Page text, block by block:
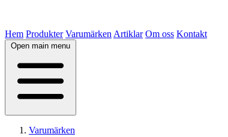
Hem Produkter Varumärken Artiklar Om oss Kontakt
Open main menu
Varumärken